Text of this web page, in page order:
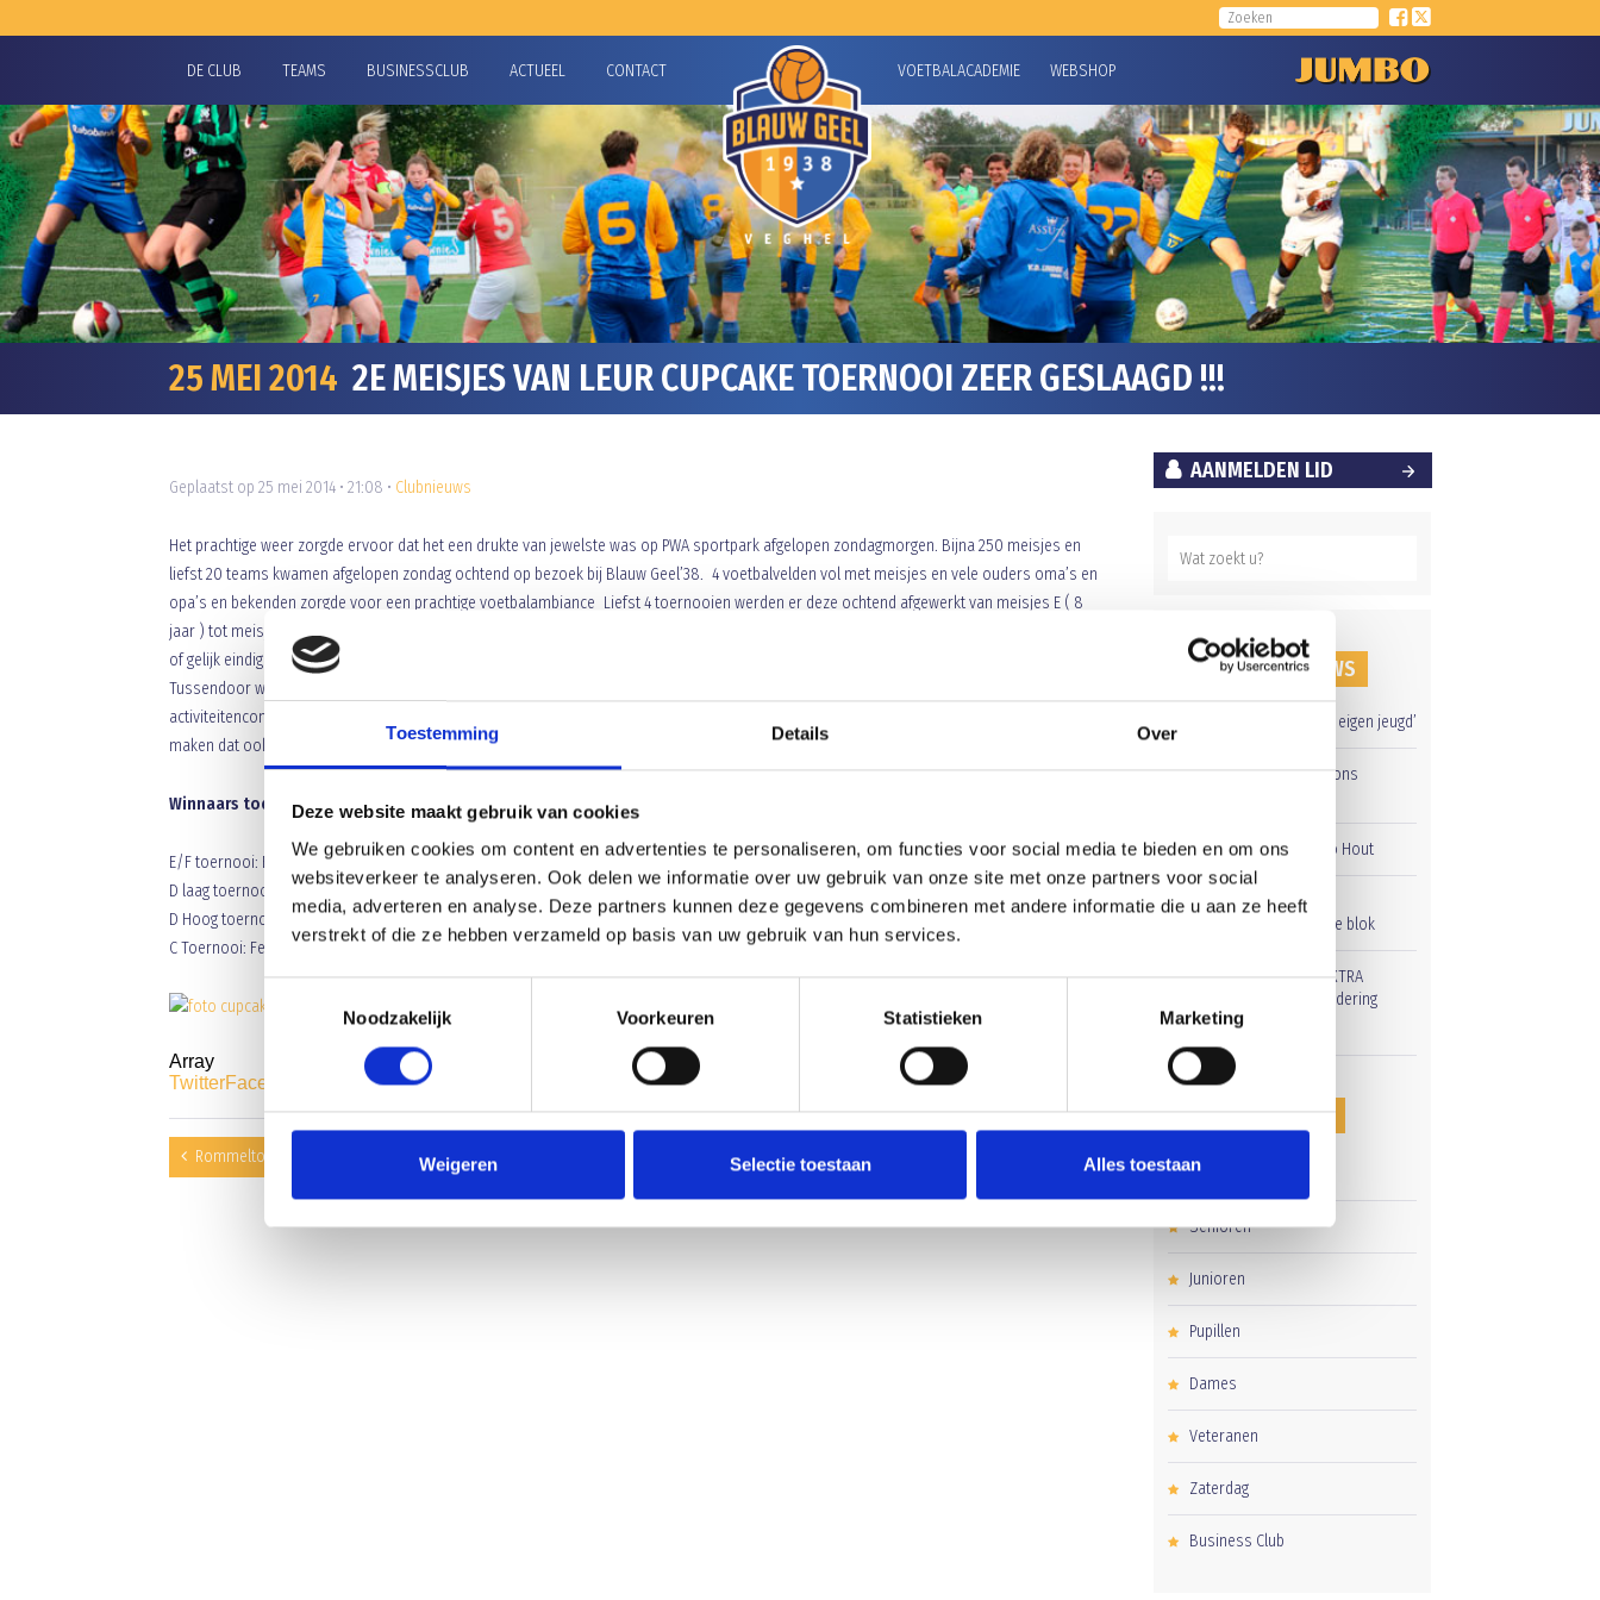
Toestemming Details Over
Deze website maakt gebruik van cookies
We gebruiken cookies om content en advertenties te personaliseren, om functies voor social media te bieden en om ons
websiteverkeer te analyseren. Ook delen we informatie over uw gebruik van onze site met onze partners voor social
media, adverteren en analyse. Deze partners kunnen deze gegevens combineren met andere informatie die u aan ze heeft
verstrekt of die ze hebben verzameld op basis van uw gebruik van hun services.
Noodzakelijk
Voorkeuren Statistieken Marketing
Weigeren Selectie toestaan Alles toestaan
DE CLUB TEAMS BUSINESSCLUB ACTUEEL CONTACT VOETBALACADEMIE WEBSHOP
25 MEI 2014 2E MEISJES VAN LEUR CUPCAKE TOERNOOI ZEER GESLAAGD !!!
Geplaatst op 25 mei 2014 • 21:08 • Clubnieuws
Het prachtige weer zorgde ervoor dat het een drukte van jewelste was op PWA sportpark afgelopen zondagmorgen. Bijna 250 meisjes en
liefst 20 teams kwamen afgelopen zondag ochtend op bezoek bij Blauw Geel’38. 4 voetbalvelden vol met meisjes en vele ouders oma’s en
opa’s en bekenden zorgde voor een prachtige voetbalambiance Liefst 4 toernooien werden er deze ochtend afgewerkt van meisjes E ( 8
jaar ) tot meisjes C ( 15 jaar ). Dit leverde 80 spannende wedstrijden op, waarbij vele wedstrijden slechts met 1 goal verschil beslist werden
of gelijk eindigde. Grote uitslagen waren er nauwelijks en dat betekende dus dat vele wedstrijden tot de laatste minuut spannend waren.
Tussendoor werden alle meiden getrakteerd op een van Leur Cupcake, uitgedeeld door jeugdvoorzitter Coen van Dijk en voorzitster
activiteitencommissie Susan Kemps. Als gevolg van de vele positieve reacties kon de toernooiorganisatie na de prijsuitreiking al bekend
maken dat ook in het seizoen 2014/2015 zeker een 3
editie zal komen van het Blauw Geel meisjes Van leur Cupcake toernooi.
Winnaars toernooien
E/F toernooi: Blauw Geel’38 ME2
D laag toernooi: DBS Eindhoven D1
D Hoog toernooi: HVCH D1
C Toernooi: Festilent C1
Array
TwitterFacebook WhatsApp
Rommeltoernooi A en B teams Dongen eindstation in nacompetitie
AANMELDEN LID
RECENT NIEUWS
‘Méér kansen voor de eigen jeugd’
Groot onderhoud op ons
Overwinning op Mierlo Hout
Gelijkspel in eerste
oefenwedstrijd tweede blok
Uitnodiging voor de EXTRA
Algemene Ledenvergadering
CATEGORIEËN
Clubnieuws
Senioren
Junioren
Pupillen
Dames
Veteranen
Zaterdag
Business Club